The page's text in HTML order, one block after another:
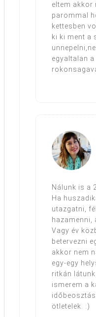
eltem akkor
parommal
kettesben
ki ki ment a
egyaltalan
Nálunk is a
Ha
utazgatni,
hazamenni,
Vagy év
betervezni
akkor nem
egy-egy
ritkán látunk
ismerem a
ötletelek. :)